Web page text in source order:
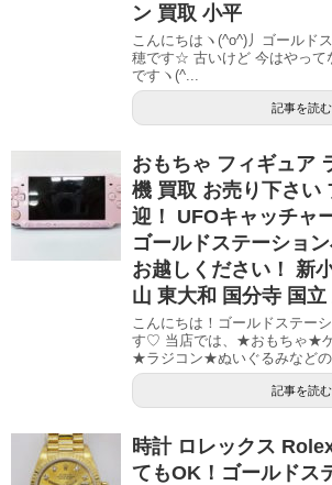
ン 買取 小平
こんにちはヽ(^o^)丿ゴールド
穂です☆ 古いけど 今はやって
ですヽ(^...
記事を読む
おもちゃ フィギュア
機 買取 お売り下さい
迎！ UFOキャッチャ
ゴールドステーショ
お越しください！ 新
山 東大和 国分寺 国立
こんにちは！ゴールドステー
す♡ 当店では、★おもちゃ★
★ラジコン★ぬいぐるみなどの
記事を読む
時計 ロレックス
てもOK！ゴールドス